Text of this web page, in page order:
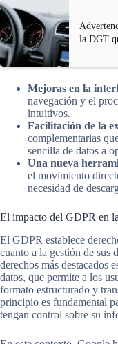
la DGT
Mejoras en la
navegación y el
intuitivos.
Facilitación de la
complementarias
sencilla de datos a
Una nueva
el movimiento
necesidad de
El impacto del GDPR en
El GDPR establece
cuanto a la gestión de sus
derechos más destacados
datos, que permite a los
formato estructurado y
principio es fundamental
tengan control sobre su